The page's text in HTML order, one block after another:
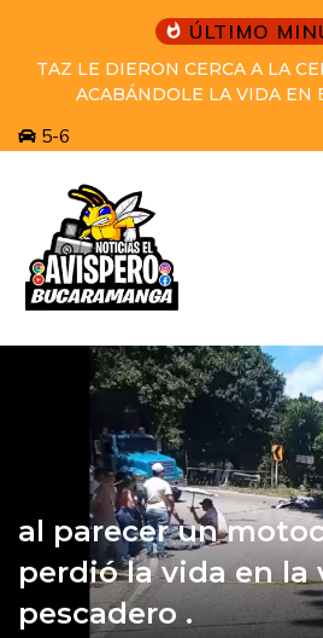
ÚLTIMO
PRETENDÍA HUIR A
COMETER EL
5-6
al parecer un
perdió la vida en la
pescadero .